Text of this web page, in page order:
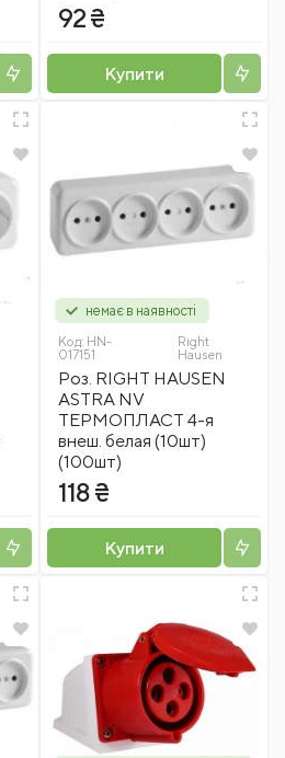
92 ₴
Купити
немає в наявності
Код: HN-
017151
Right
Hausen
Роз. RIGHT HAUSEN
ASTRA NV
ТЕРМОПЛАСТ 4-я
внеш. белая (10шт)
(100шт)
118 ₴
Купити